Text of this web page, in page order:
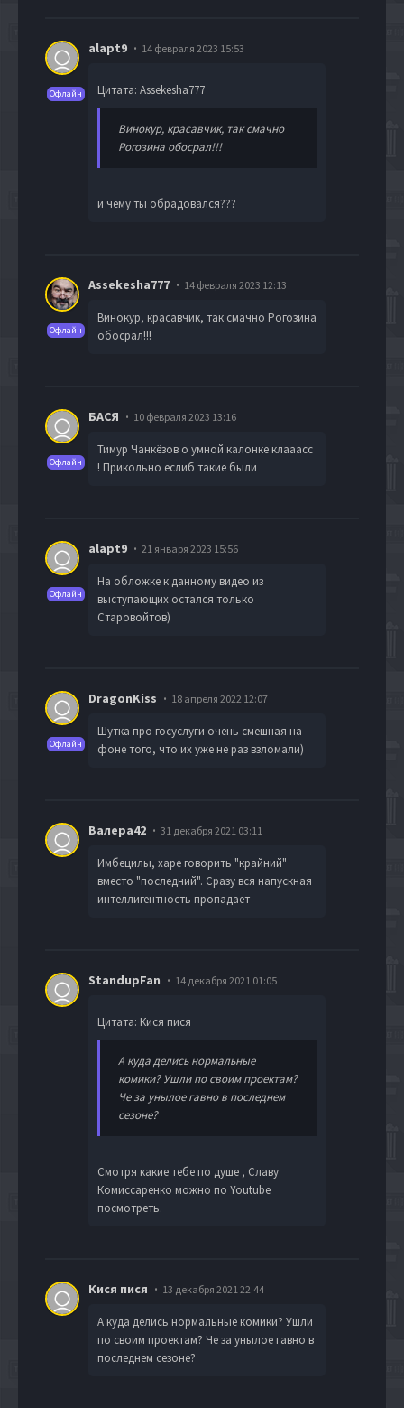
Офлайн
alapt9 14 февраля 2023 15:53
Цитата: Assekesha777
Винокур, красавчик, так смачно
Рогозина обосрал!!!
и чему ты обрадовался???
Офлайн
Assekesha777 14 февраля 2023 12:13
Винокур, красавчик, так смачно Рогозина
обосрал!!!
Офлайн
БАСЯ 10 февраля 2023 13:16
Тимур Чанкёзов о умной калонке клааасс
! Прикольно еслиб такие были
Офлайн
alapt9 21 января 2023 15:56
На обложке к данному видео из
выступающих остался только
Старовойтов)
Офлайн
DragonKiss 18 апреля 2022 12:07
Шутка про госуслуги очень смешная на
фоне того, что их уже не раз взломали)
Валера42 31 декабря 2021 03:11
Имбецилы, харе говорить "крайний"
вместо "последний". Сразу вся напускная
интеллигентность пропадает
StandupFan 14 декабря 2021 01:05
Цитата: Кися пися
А куда делись нормальные
комики? Ушли по своим проектам?
Че за унылое гавно в последнем
сезоне?
Cмотря какие тебе по душе , Cлаву
Комисcаренко можно по Youtube
посмотреть.
Кися пися 13 декабря 2021 22:44
А куда делись нормальные комики? Ушли
по своим проектам? Че за унылое гавно в
последнем сезоне?